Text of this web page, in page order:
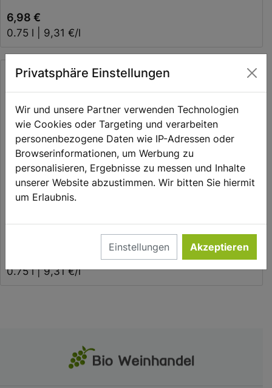
Privatsphäre Einstellungen
Wir und unsere Partner verwenden Technologien
wie Cookies oder Targeting und verarbeiten
personenbezogene Daten wie IP-Adressen oder
Browserinformationen, um Werbung zu
personalisieren, Ergebnisse zu messen und Inhalte
unserer Website abzustimmen. Wir bitten Sie hiermit
um Erlaubnis.
Einstellungen Akzeptieren
6,98 €
0.75 l | 9,31 €/l
In den Warenkorb
0.75 l | 9,31 €/l